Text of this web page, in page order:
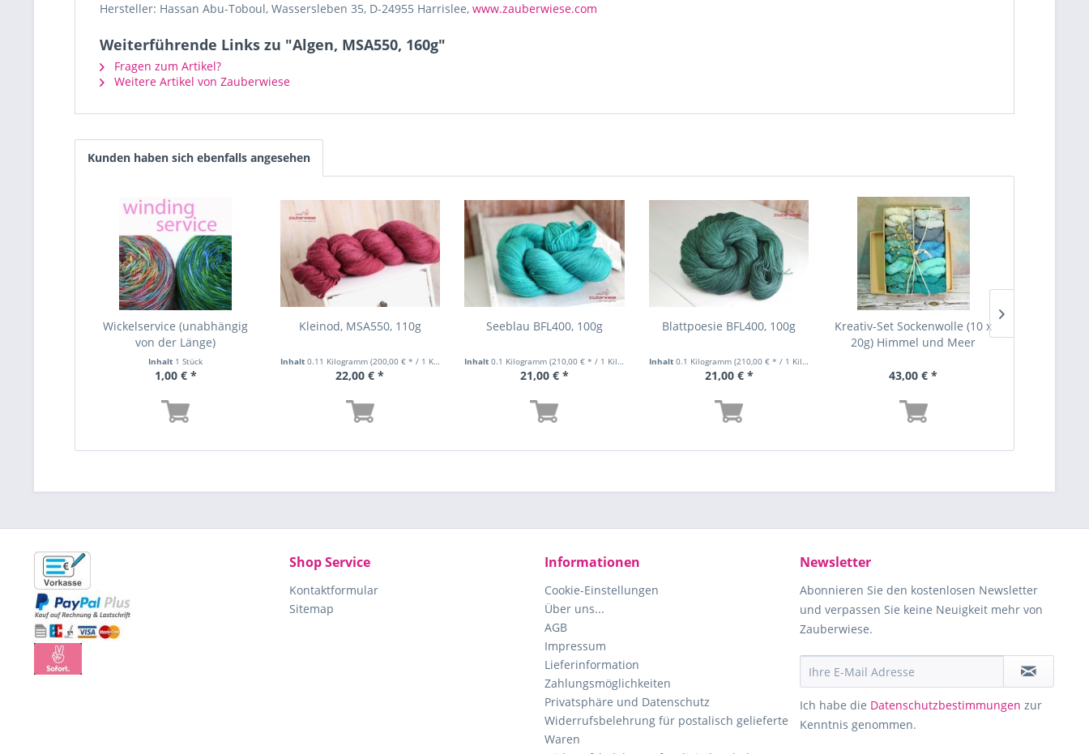
Hersteller: Hassan Abu-Toboul, Wassersleben 35, D-24955 Harrislee, www.zauberwiese.com
Weiterführende Links zu "Algen, MSA550, 160g"
Fragen zum Artikel?
Weitere Artikel von Zauberwiese
Kunden haben sich ebenfalls angesehen
Wickelservice (unabhängig
von der Länge)
Inhalt 1 Stück
1,00 € *
Kleinod, MSA550, 110g
Inhalt 0.11 Kilogramm (200,00 € * / 1 Kilogramm)
22,00 € *
Seeblau BFL400, 100g
Inhalt0.1 Kilogramm(210,00 € * / 1 Kilogramm)
21,00 € *
Blattpoesie BFL400, 100g
Inhalt 0.1 Kilogramm (210,00 € * / 1 Kilogramm)
21,00 € *
Kreativ-Set Sockenwolle (10 x
20g) Himmel und Meer
43,00 € *
Shop Service
Kontaktformular
Sitemap
Informationen
Cookie-Einstellungen
Über uns...
AGB
Impressum
Lieferinformation
Zahlungsmöglichkeiten
Privatsphäre und Datenschutz
Widerrufsbelehrung für postalisch gelieferte
Waren
Newsletter
Abonnieren Sie den kostenlosen Newsletter
und verpassen Sie keine Neuigkeit mehr von
Zauberwiese.
Ich habe die Datenschutzbestimmungen zur
Kenntnis genommen.